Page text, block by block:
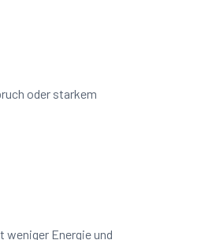
oder starkem
Energie und